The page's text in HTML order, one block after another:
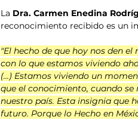
La Dra. Carmen Enedina
reconocimiento recibido es un
"El hecho de que hoy nos den
con lo que estamos viviendo
(...) Estamos viviendo un
que el conocimiento, cuando
nuestro país. Esta insignia que
futuro. Porque lo Hecho en